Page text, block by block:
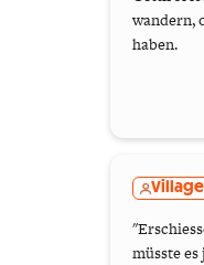
wandern,
haben.
Village
müsste